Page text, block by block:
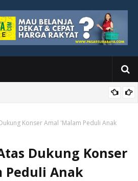
Wisuda
Konser Amal 'Malam Peduli Anak
Dukung Konser
Peduli Anak